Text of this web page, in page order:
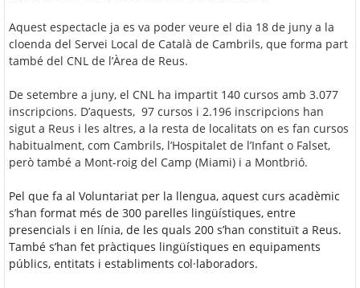
Aquest espectacle ja es va poder veure el dia 18 de juny a la
cloenda del Servei Local de Català de Cambrils, que forma part
també del CNL de l’Àrea de Reus.
De setembre a juny, el CNL ha impartit 140 cursos amb 3.077
inscripcions. D’aquests, 97 cursos i 2.196 inscripcions han
sigut a Reus i les altres, a la resta de localitats on es fan cursos
habitualment, com Cambrils, l’Hospitalet de l’Infant o Falset,
però també a Mont-roig del Camp (Miami) i a Montbrió.
Pel que fa al Voluntariat per la llengua, aquest curs acadèmic
s’han format més de 300 parelles lingüístiques, entre
presencials i en línia, de les quals 200 s’han constituït a Reus.
També s’han fet pràctiques lingüístiques en equipaments
públics, entitats i establiments col·laboradors.